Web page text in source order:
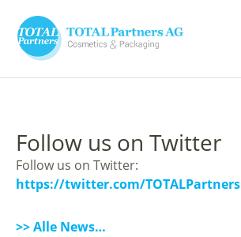
Follow us on Twitter
Follow us on Twitter:
https://twitter.com/TOTALPartners
>> Alle News…